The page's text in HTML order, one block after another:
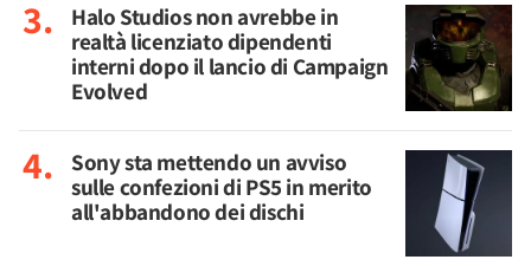
Halo Studios non avrebbe in
realtà licenziato dipendenti
interni dopo il lancio di Campaign
Evolved
Sony sta mettendo un avviso
sulle confezioni di PS5 in merito
all'abbandono dei dischi